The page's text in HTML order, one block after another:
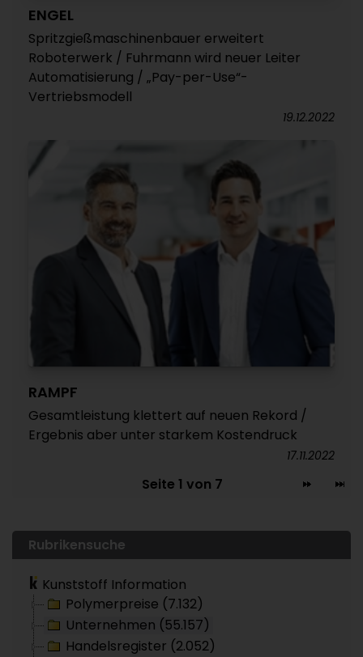
ENGEL
Spritzgießmaschinenbauer erweitert
Roboterwerk / Fuhrmann wird neuer Leiter
Automatisierung / „Pay-per-Use“-
Vertriebsmodell
19.12.2022
RAMPF
Gesamtleistung klettert auf neuen Rekord /
Ergebnis aber unter starkem Kostendruck
17.11.2022
Seite 1 von 7
Rubrikensuche
Kunststoff Information
Polymerpreise (7.132)
Unternehmen (55.157)
Handelsregister (2.052)